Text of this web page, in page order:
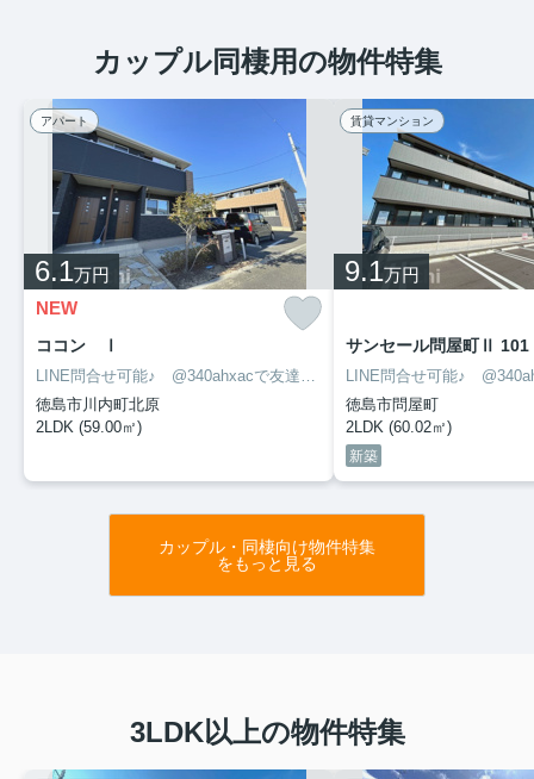
カップル同棲用の物件特集
アパート
6.1万円
NEW
ココン Ⅰ
LINE問合せ可能♪ @340ahxacで友達検索して下さい
徳島市川内町北原
2LDK (59.00㎡)
賃貸マンション
9.1万円
サンセール問屋町Ⅱ 101
徳島市問屋町
2LDK (60.02㎡)
新築
カップル・同棲向け物件特集
をもっと見る
3LDK以上の物件特集